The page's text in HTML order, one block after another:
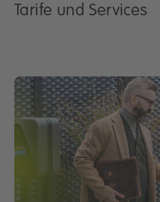
Tarife und Services